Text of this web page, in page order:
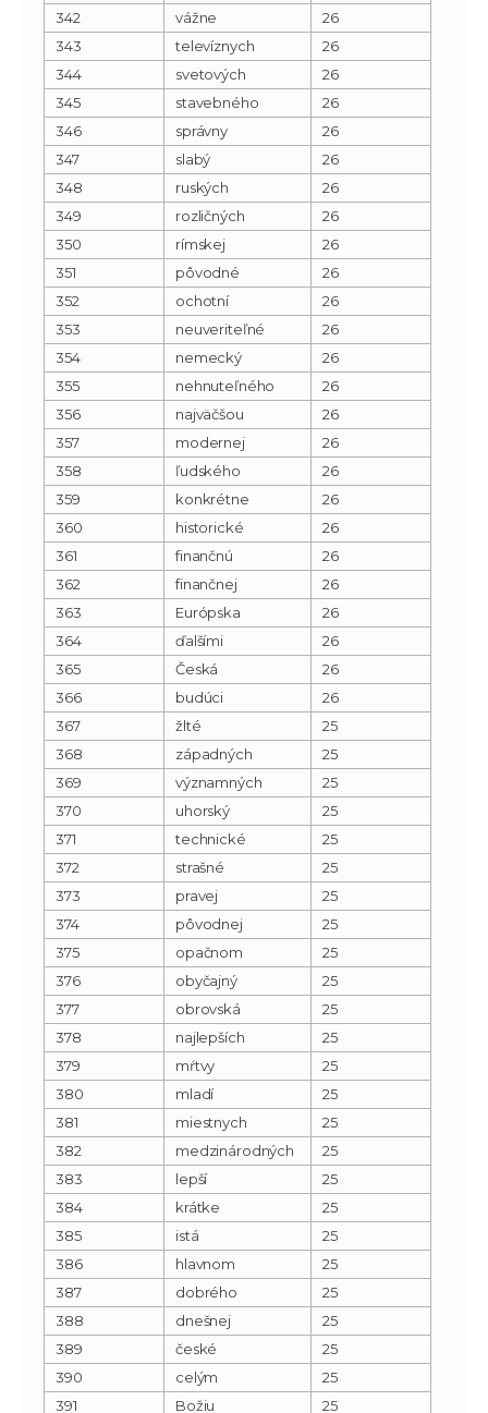
342
vážne
26
343
televíznych
26
344
svetových
26
345
stavebného
26
346
správny
26
347
slabý
26
348
ruských
26
349
rozličných
26
350
rímskej
26
351
pôvodné
26
352
ochotní
26
353
neuveriteľné
26
354
nemecký
26
355
nehnuteľného
26
356
najväčšou
26
357
modernej
26
358
ľudského
26
359
konkrétne
26
360
historické
26
361
finančnú
26
362
finančnej
26
363
Európska
26
364
ďalšími
26
365
Česká
26
366
budúci
26
367
žlté
25
368
západných
25
369
významných
25
370
uhorský
25
371
technické
25
372
strašné
25
373
pravej
25
374
pôvodnej
25
375
opačnom
25
376
obyčajný
25
377
obrovská
25
378
najlepších
25
379
mŕtvy
25
380
mladí
25
381
miestnych
25
382
medzinárodných
25
383
lepší
25
384
krátke
25
385
istá
25
386
hlavnom
25
387
dobrého
25
388
dnešnej
25
389
české
25
390
celým
25
391
Božiu
25